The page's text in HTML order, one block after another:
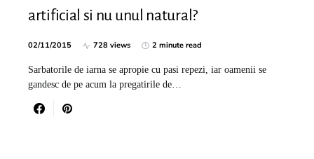
artificial si nu unul natural?
02/11/2015 728 views 2 minute read
Sarbatorile de iarna se apropie cu pasi repezi, iar oamenii se
gandesc de pe acum la pregatirile de…